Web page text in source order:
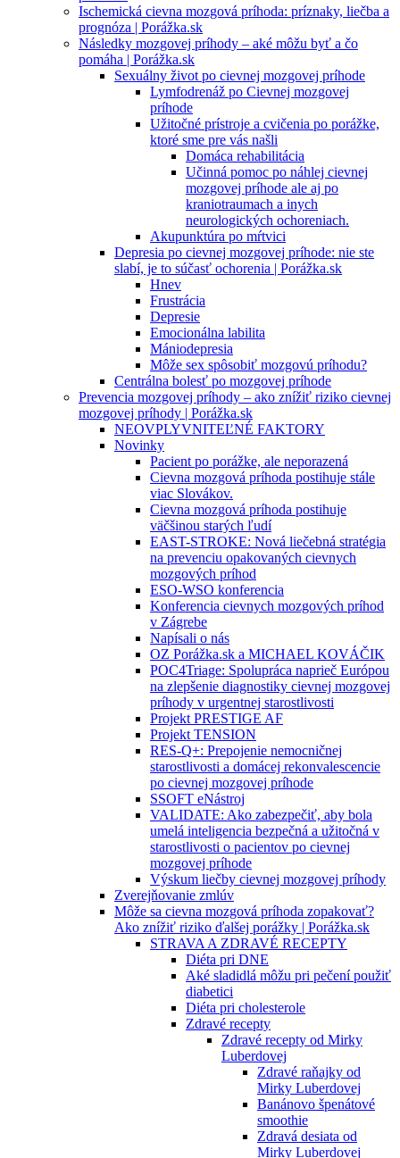
Ischemická cievna mozgová príhoda: príznaky, liečba a
prognóza | Porážka.sk
Následky mozgovej príhody – aké môžu byť a čo
pomáha | Porážka.sk
Sexuálny život po cievnej mozgovej príhode
Lymfodrenáž po Cievnej mozgovej
príhode
Užitočné prístroje a cvičenia po porážke,
ktoré sme pre vás našli
Domáca rehabilitácia
Učinná pomoc po náhlej cievnej
mozgovej príhode ale aj po
kraniotraumach a inych
neurologických ochoreniach.
Akupunktúra po mŕtvici
Depresia po cievnej mozgovej príhode: nie ste
slabí, je to súčasť ochorenia | Porážka.sk
Hnev
Frustrácia
Depresie
Emocionálna labilita
Mániodepresia
Môže sex spôsobiť mozgovú príhodu?
Centrálna bolesť po mozgovej príhode
Prevencia mozgovej príhody – ako znížiť riziko cievnej
mozgovej príhody | Porážka.sk
NEOVPLYVNITEĽNÉ FAKTORY
Novinky
Pacient po porážke, ale neporazená
Cievna mozgová príhoda postihuje stále
viac Slovákov.
Cievna mozgová príhoda postihuje
väčšinou starých ľudí
EAST-STROKE: Nová liečebná stratégia
na prevenciu opakovaných cievnych
mozgových príhod
ESO-WSO konferencia
Konferencia cievnych mozgových príhod
v Zágrebe
Napísali o nás
OZ Porážka.sk a MICHAEL KOVÁČIK
POC4Triage: Spolupráca naprieč Európou
na zlepšenie diagnostiky cievnej mozgovej
príhody v urgentnej starostlivosti
Projekt PRESTIGE AF
Projekt TENSION
RES-Q+: Prepojenie nemocničnej
starostlivosti a domácej rekonvalescencie
po cievnej mozgovej príhode
SSOFT eNástroj
VALIDATE: Ako zabezpečiť, aby bola
umelá inteligencia bezpečná a užitočná v
starostlivosti o pacientov po cievnej
mozgovej príhode
Výskum liečby cievnej mozgovej príhody
Zverejňovanie zmlúv
Môže sa cievna mozgová príhoda zopakovať?
Ako znížiť riziko ďalšej porážky | Porážka.sk
STRAVA A ZDRAVÉ RECEPTY
Diéta pri DNE
Aké sladidlá môžu pri pečení použiť
diabetici
Diéta pri cholesterole
Zdravé recepty
Zdravé recepty od Mirky
Luberdovej
Zdravé raňajky od
Mirky Luberdovej
Banánovo špenátové
smoothie
Zdravá desiata od
Mirky Luberdovej